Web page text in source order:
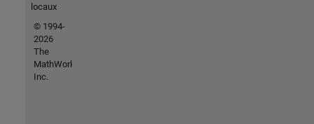
locaux
© 1994-
2026
The
MathWorks,
Inc.